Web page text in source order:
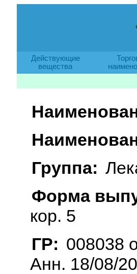
Действующие
вещества
Группа:
Форма
кор. 5
ГР: 008038
Анн. 18/08/